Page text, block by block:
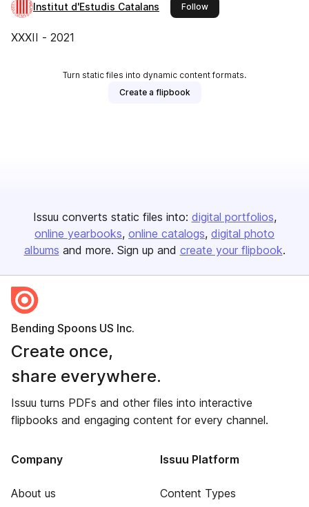
Institut d'Estudis Catalans Followthis publisher
XXXII - 2021
Turn static files into dynamic content formats.
Create a flipbook
Issuu converts static files into: digital portfolios
online yearbooks online catalogs digital photo
albums and more. Sign up and create your flipbook.
Bending Spoons US Inc.
Create once,
share everywhere.
Issuu turns PDFs and other files into interactive
flipbooks and engaging content for every channel.
Company
About us
Issuu Platform
Content Types